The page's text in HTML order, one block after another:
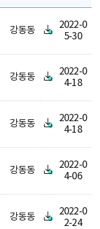
강동동
2022-0
5-30
강동동
2022-0
4-18
강동동
2022-0
4-18
강동동
2022-0
4-06
강동동
2022-0
2-24